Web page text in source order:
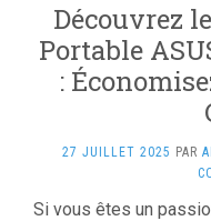
Découvrez
Portable
:
27 JUILLET 2025 PAR
Si vous êtes un